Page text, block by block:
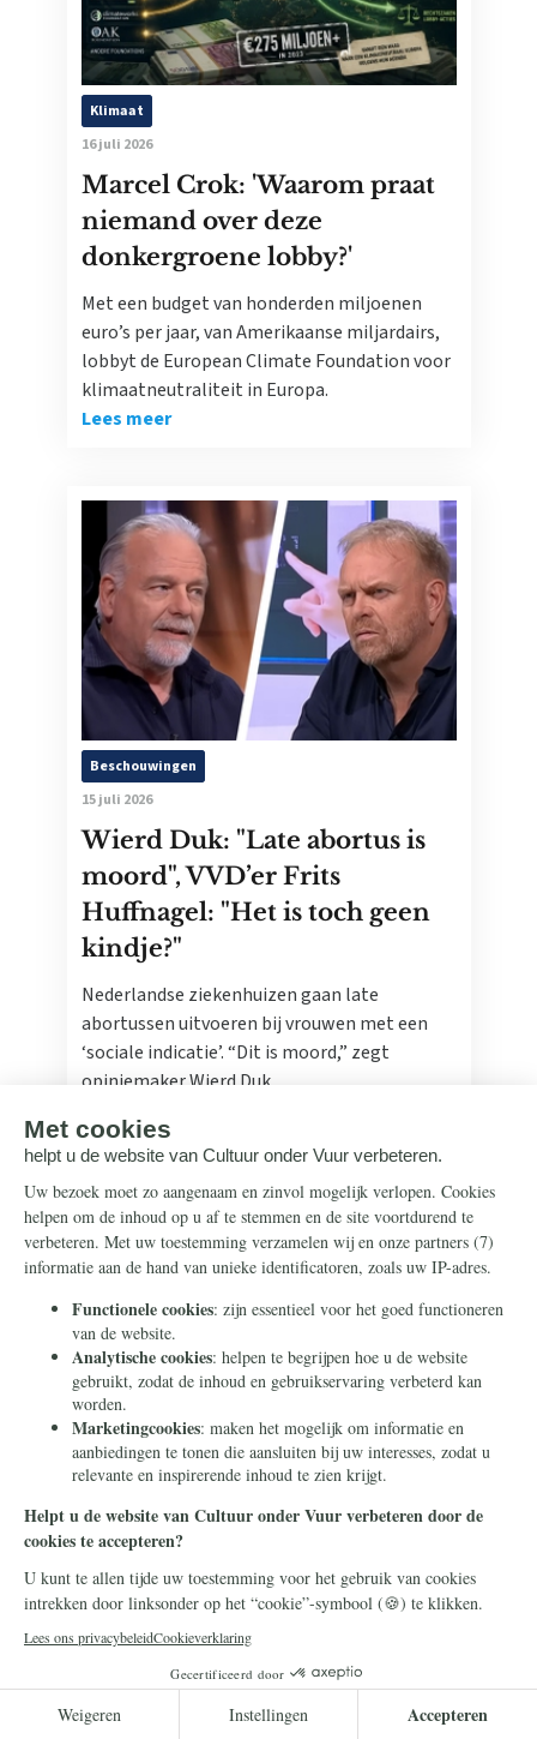
Klimaat
16 juli 2026
Marcel Crok: 'Waarom praat
niemand over deze
donkergroene lobby?'
Met een budget van honderden miljoenen
euro’s per jaar, van Amerikaanse miljardairs,
lobbyt de European Climate Foundation voor
klimaatneutraliteit in Europa.
Lees meer
Beschouwingen
15 juli 2026
Wierd Duk: "Late abortus is
moord", VVD’er Frits
Huffnagel: "Het is toch geen
kindje?"
Nederlandse ziekenhuizen gaan late
abortussen uitvoeren bij vrouwen met een
‘sociale indicatie’. “Dit is moord,” zegt
opiniemaker Wierd Duk.
Frans Timmermans
Frans Timmermans krijgt
geheel onverdiend een
eretitel als minister van Staat
Frans Timmermans is benoemd tot minister
van Staat. Waar heeft hij dit buitengewone
eerbetoon aan te danken?